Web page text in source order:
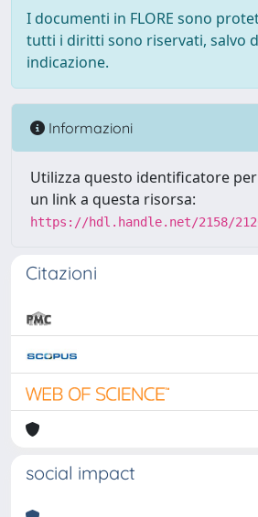
I documenti in FLORE sono
tutti i diritti sono riservati, salvo
indicazione.
Informazioni
Utilizza questo identificatore
un link a questa risorsa:
https://hdl.handle.net/2158/
Citazioni
social impact